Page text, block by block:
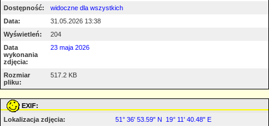
Dostępność:
widoczne dla wszystkich
Data:
31.05.2026 13:38
Wyświetleń:
204
Data
wykonania
zdjęcia:
23 maja 2026
Rozmiar
pliku:
517.2 KB
EXIF:
Lokalizacja zdjęcia:
51° 36' 53.59" N 19° 11' 40.48" E